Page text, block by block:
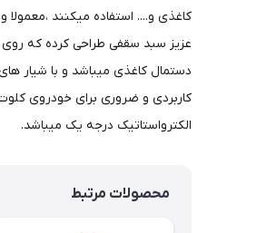
کاغذی و.... استفاده میکنند
عزیز سبد سقفی طراحی کرده که
دستمال کاغذی میباشد و با شیار
الکترواستاتیک درجه یک میباشد.
محصولات مرتبط